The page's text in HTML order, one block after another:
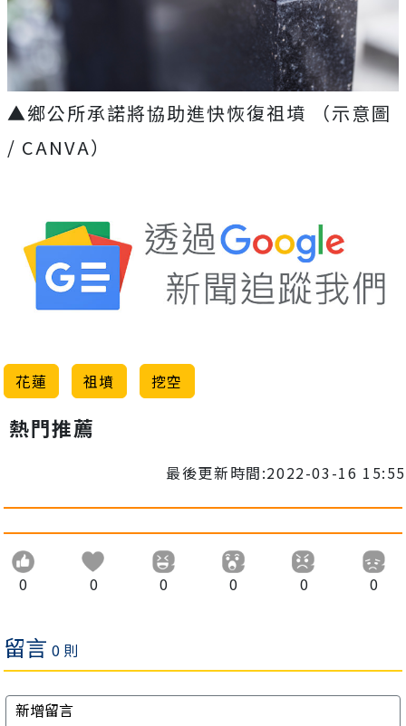
▲鄉公所承諾將協助進快恢復祖墳 （示意圖
/ CANVA）
花蓮 祖墳 挖空
熱門推薦
最後更新時間:2022-03-16 15:55
0 0 0 0 0 0